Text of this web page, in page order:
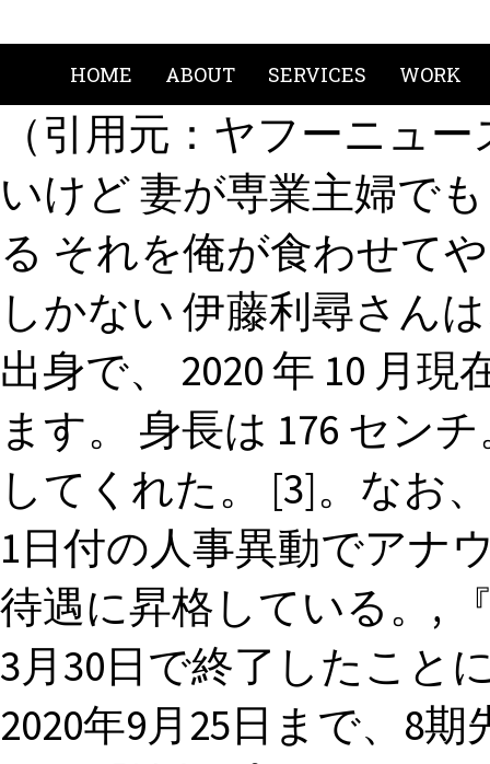
HOME ABOUT SERVICES WORK
（引用元：ヤフーニュ
いけど 妻が専業主婦で
る それを俺が食わせて
しかない 伊藤利尋さん
出身で、 2020 年 10 月
ます。 身長は 176 セン
してくれた。 [3]。なお
1日付の人事異動でアナ
待遇に昇格している。,
3月30日で終了したこと
2020年9月25日まで、8